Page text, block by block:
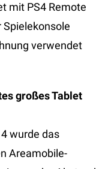
mit PS4 Remote
Spielekonsole
verwendet
großes Tablet
wurde das
Areamobile-